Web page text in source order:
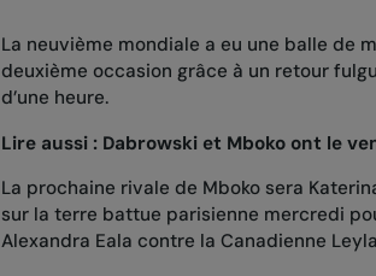
La neuvième mondiale a eu une balle de
deuxième occasion grâce à un retour
d’une heure.
Lire aussi : Dabrowski et Mboko ont le
La prochaine rivale de Mboko sera
sur la terre battue parisienne mercredi
Alexandra Eala contre la Canadienne